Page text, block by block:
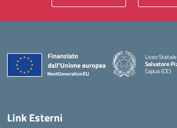
Liceo Statale
Salvatore
Capua (CE)
— Visita la
Link Esterni